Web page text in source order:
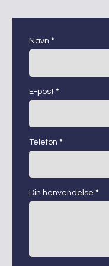
kontaktskjema
Navn *
E-post *
Telefon *
Din henvendelse *